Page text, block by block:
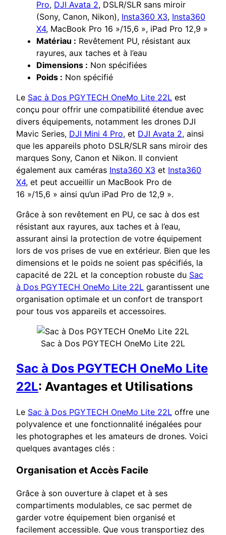
Pro, DJI Avata 2, DSLR/SLR sans miroir
(Sony, Canon, Nikon), Insta360 X3, Insta360
X4, MacBook Pro 16 »/15,6 », iPad Pro 12,9 »
Matériau : Revêtement PU, résistant aux
rayures, aux taches et à l’eau
Dimensions : Non spécifiées
Poids : Non spécifié
Le Sac à Dos PGYTECH OneMo Lite 22L est
conçu pour offrir une compatibilité étendue avec
divers équipements, notamment les drones DJI
Mavic Series, DJI Mini 4 Pro, et DJI Avata 2, ainsi
que les appareils photo DSLR/SLR sans miroir des
marques Sony, Canon et Nikon. Il convient
également aux caméras Insta360 X3 et Insta360
X4, et peut accueillir un MacBook Pro de
16 »/15,6 » ainsi qu’un iPad Pro de 12,9 ».
Grâce à son revêtement en PU, ce sac à dos est
résistant aux rayures, aux taches et à l’eau,
assurant ainsi la protection de votre équipement
lors de vos prises de vue en extérieur. Bien que les
dimensions et le poids ne soient pas spécifiés, la
capacité de 22L et la conception robuste du Sac
à Dos PGYTECH OneMo Lite 22L garantissent une
organisation optimale et un confort de transport
pour tous vos appareils et accessoires.
Sac à Dos PGYTECH OneMo Lite 22L
Sac à Dos PGYTECH OneMo Lite
22L: Avantages et Utilisations
Le Sac à Dos PGYTECH OneMo Lite 22L offre une
polyvalence et une fonctionnalité inégalées pour
les photographes et les amateurs de drones. Voici
quelques avantages clés :
Organisation et Accès Facile
Grâce à son ouverture à clapet et à ses
compartiments modulables, ce sac permet de
garder votre équipement bien organisé et
facilement accessible. Que vous transportiez des